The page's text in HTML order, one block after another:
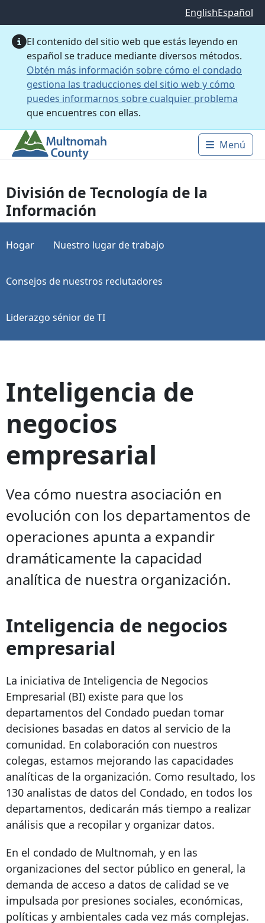
EnglishEspañol
El contenido del sitio web que estás leyendo en
español se traduce mediante diversos métodos.
Obtén más información sobre cómo el condado
gestiona las traducciones del sitio web y cómo
puedes informarnos sobre cualquier problema
que encuentres con ellas.
Main
Menú
División de Tecnología de la
Información
Hogar Nuestro lugar de trabajo
Consejos de nuestros reclutadores
Liderazgo sénior de TI
Inteligencia de
negocios
empresarial
Vea cómo nuestra asociación en
evolución con los departamentos de
operaciones apunta a expandir
dramáticamente la capacidad
analítica de nuestra organización.
Inteligencia de negocios
empresarial
La iniciativa de Inteligencia de Negocios
Empresarial (BI) existe para que los
departamentos del Condado puedan tomar
decisiones basadas en datos al servicio de la
comunidad. En colaboración con nuestros
colegas, estamos mejorando las capacidades
analíticas de la organización. Como resultado, los
130 analistas de datos del Condado, en todos los
departamentos, dedicarán más tiempo a realizar
análisis que a recopilar y organizar datos.
En el condado de Multnomah, y en las
organizaciones del sector público en general, la
demanda de acceso a datos de calidad se ve
impulsada por presiones sociales, económicas,
políticas y ambientales cada vez más complejas.